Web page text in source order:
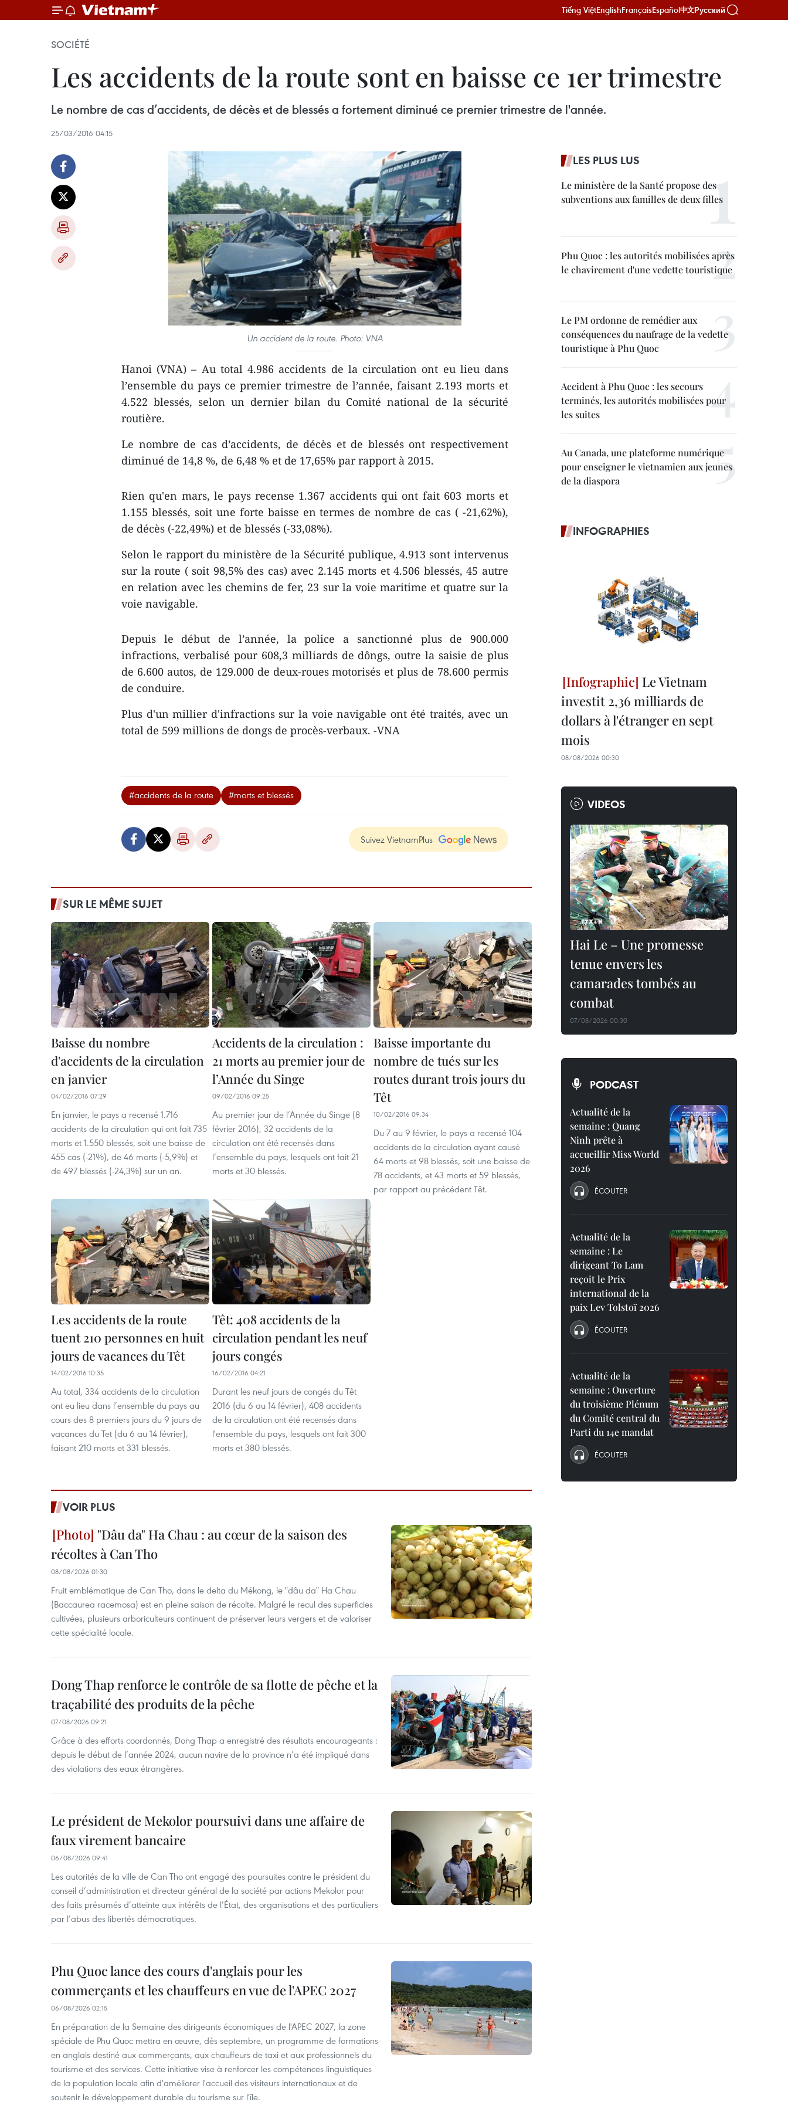
Tiếng ViệtEnglishFrançaisEspañol中文Русский
SOCIÉTÉ
Les accidents de la route sont en baisse ce 1er trimestre
Le nombre de cas d’accidents, de décès et de blessés a fortement diminué ce premier trimestre de l'année.
25/03/2016 04:15
Un accident de la route. Photo: VNA
Hanoi (VNA) – Au total 4.986 accidents de la circulation ont eu lieu dans
l’ensemble du pays ce premier trimestre de l’année, faisant 2.193 morts et
4.522 blessés, selon un dernier bilan du Comité national de la sécurité
routière.
Le nombre de cas d’accidents, de décès et de blessés ont respectivement
diminué de 14,8 %, de 6,48 % et de 17,65% par rapport à 2015.
Rien qu'en mars, le pays recense 1.367 accidents qui ont fait 603 morts et
1.155 blessés, soit une forte baisse en termes de nombre de cas ( -21,62%),
de décès (-22,49%) et de blessés (-33,08%).
Selon le rapport du ministère de la Sécurité publique, 4.913 sont intervenus
sur la route ( soit 98,5% des cas) avec 2.145 morts et 4.506 blessés, 45 autre
en relation avec les chemins de fer, 23 sur la voie maritime et​ quatre sur la
voie navigable.
Depuis le début de l’année, la police a sanctionné plus de 900.000
infractions, verbalisé pour 608,3 milliards de dôngs, outre la saisie de plus
de 6.600 autos, de 129.000 de deux-roues motorisés et plus de 78.600 permis
de conduire.
Plus d'un millier d'infractions sur la voie navigable ont été traités, avec un
total de 599 millions de dongs de procès-verbaux. -VNA
#accidents de la route #morts et blessés
Suivez VietnamPlus
SUR LE MÊME SUJET
Baisse du nombre
d'accidents de la circulation
en janvier
04/02/2016 07:29
En janvier, le pays a recensé 1.716
accidents de la circulation qui ont fait 735
morts et 1.550 blessés, soit une baisse de
455 cas (-21%), de 46 morts (-5,9%) et
de 497 blessés (-24,3%) sur un an.
Accidents de la circulation :
21 morts au premier jour de
l’Année du Singe
09/02/2016 09:25
Au premier jour de l’Année du Singe (8
février 2016), 32 accidents de la
circulation ont été recensés dans
l’ensemble du pays, lesquels ont fait 21
morts et 30 blessés.
Baisse importante du
nombre de tués sur les
routes durant trois jours du
Têt
10/02/2016 09:34
Du 7 au 9 février, le pays a recensé 104
accidents de la circulation ayant ​causé
64 morts et 98 blessés, soit une baisse de
78 accidents, et 43 morts et 59 blessés,
par rapport au précédent Têt.
Les accidents de la route
tuent 210 personnes en huit
jours de vacances du Têt
14/02/2016 10:35
Au total, 334 accidents de la circulation
ont eu lieu dans l’ensemble du pays au
cours des 8 premiers jours du 9 jours de
vacances du Tet (du 6 au 14 février), ​
faisant 210 morts et 331 blessés.
Têt: 408 accidents de la
circulation pendant les neuf
jours congés
16/02/2016 04:21
Durant les neuf jours de congés du Têt
2016 (du 6 au 14 février), 408 accidents
de la circulation ont été recensés dans
l'ensemble du pays, lesquels ont fait 300
morts et 380 blessés.
VOIR PLUS
"Dâu da" Ha Chau : au cœur de la saison des
récoltes à Can Tho
08/08/2026 01:30
Fruit emblématique de Can Tho, dans le delta du Mékong, le "dâu da" Ha Chau
(Baccaurea racemosa) est en pleine saison de récolte. Malgré le recul des superficies
cultivées, plusieurs arboriculteurs continuent de préserver leurs vergers et de valoriser
cette spécialité locale.
Dong Thap renforce le contrôle de sa flotte de pêche et la
traçabilité des produits de la pêche
07/08/2026 09:21
Grâce à des efforts coordonnés, Dong Thap a enregistré des résultats encourageants :
depuis le début de l’année 2024, aucun navire de la province n’a été impliqué dans
des violations des eaux étrangères.
Le président de Mekolor poursuivi dans une affaire de
faux virement bancaire
06/08/2026 09:41
Les autorités de la ville de Can Tho ont engagé des poursuites contre le président du
conseil d’administration et directeur général de la société par actions Mekolor pour
des faits présumés d’atteinte aux intérêts de l’État, des organisations et des particuliers
par l’abus des libertés démocratiques.
Phu Quoc lance des cours d'anglais pour les
commerçants et les chauffeurs en vue de l'APEC 2027
06/08/2026 02:15
En préparation de la Semaine des dirigeants économiques de l'APEC 2027, la zone
spéciale de Phu Quoc mettra en œuvre, dès septembre, un programme de formations
en anglais destiné aux commerçants, aux chauffeurs de taxi et aux professionnels du
tourisme et des services. Cette initiative vise à renforcer les compétences linguistiques
de la population locale afin d'améliorer l'accueil des visiteurs internationaux et de
soutenir le développement durable du tourisme sur l'île.
LES PLUS LUS
Le ministère de la Santé propose des
subventions aux familles de deux filles
Phu Quoc : les autorités mobilisées après
le chavirement d'une vedette touristique
Le PM ordonne de remédier aux
conséquences du naufrage de la vedette
touristique à Phu Quoc
Accident à Phu Quoc : les secours
terminés, les autorités mobilisées pour
les suites
Au Canada, une plateforme numérique
pour enseigner le vietnamien aux jeunes
de la diaspora
INFOGRAPHIES
Le Vietnam
investit 2,36 milliards de
dollars à l'étranger en sept
mois
08/08/2026 00:30
VIDEOS
Hai Le – Une promesse
tenue envers les
camarades tombés au
combat
07/08/2026 00:30
PODCAST
Actualité de la
semaine : Quang
Ninh prête à
accueillir Miss World
2026
ÉCOUTER
Actualité de la
semaine : Le
dirigeant To Lam
reçoit le Prix
international de la
paix Lev Tolstoï 2026
ÉCOUTER
Actualité de la
semaine : Ouverture
du troisième Plénum
du Comité central du
Parti du 14e mandat
ÉCOUTER